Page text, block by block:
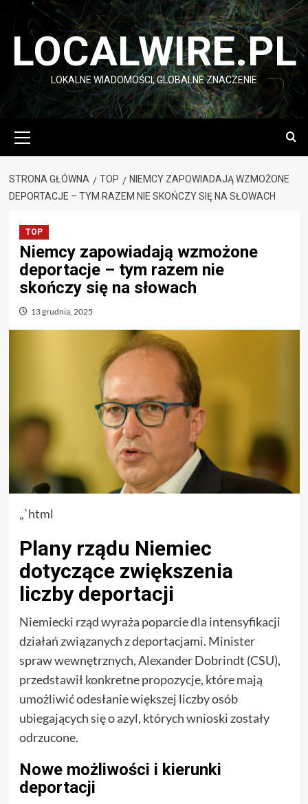
Przejdź
LOCALWIRE.PL
LOKALNE WIADOMOŚCI, GLOBALNE ZNACZENIE
główne
STRONA GŁÓWNA TOP
NIEMCY ZAPOWIADAJĄ WZMOŻONE
DEPORTACJE – TYM RAZEM NIE SKOŃCZY SIĘ NA SŁOWACH
TOP
Niemcy zapowiadają wzmożone
deportacje – tym razem nie
skończy się na słowach
13 grudnia, 2025
„`html
Plany rządu Niemiec
dotyczące zwiększenia
liczby deportacji
Niemiecki rząd wyraża poparcie dla intensyfikacji
działań związanych z deportacjami. Minister
spraw wewnętrznych, Alexander Dobrindt (CSU),
przedstawił konkretne propozycje, które mają
umożliwić odesłanie większej liczby osób
ubiegających się o azyl, których wnioski zostały
odrzucone.
Nowe możliwości i kierunki
deportacji